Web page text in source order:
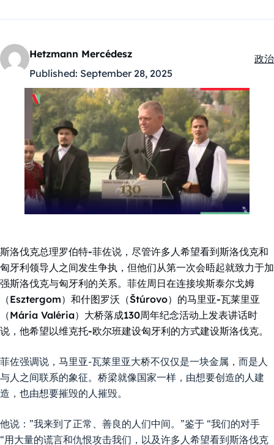
Hetzmann Mercédesz
Published: September 28, 2025
政治
斯洛伐克总理罗伯特-菲佐说，尽管许多人希望看到斯洛伐克和
匈牙利领导人之间发生争执，但他们从第一次会晤起就致力于加
强斯洛伐克与匈牙利的关系。菲佐周日在连接埃斯泰尔戈姆
（Esztergom）和什图罗沃（Štúrovo）的马里亚-瓦莱里亚
（Mária Valéria）大桥落成130周年纪念活动上发表讲话时
说，他希望以维克托-欧尔班建设匈牙利的方式建设斯洛伐克。
菲佐强调说，马里亚-瓦莱里亚大桥不仅仅是一块金属，而是人
与人之间联系的象征。桥梁就像国家一样，由想要创造的人建
造，也由想要摧毁的人摧毁。
他说：”我来到了正常、善良的人们中间。”鉴于 “我们的对手
“用大量的谎言和仇恨攻击我们，以及许多人希望看到斯洛伐克